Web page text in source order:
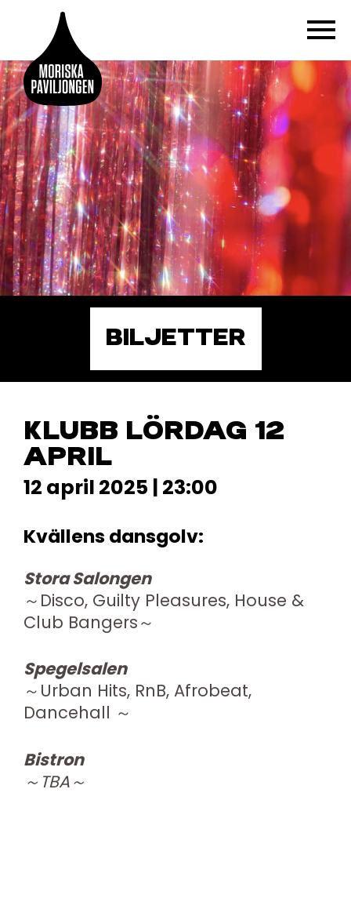
BILJETTER
KLUBB LÖRDAG 12
APRIL
12 april 2025 | 23:00
Kvällens dansgolv:
Stora Salongen
～Disco, Guilty Pleasures, House &
Club Bangers～
Spegelsalen
～Urban Hits, RnB, Afrobeat,
Dancehall ～
Bistron
～TBA～